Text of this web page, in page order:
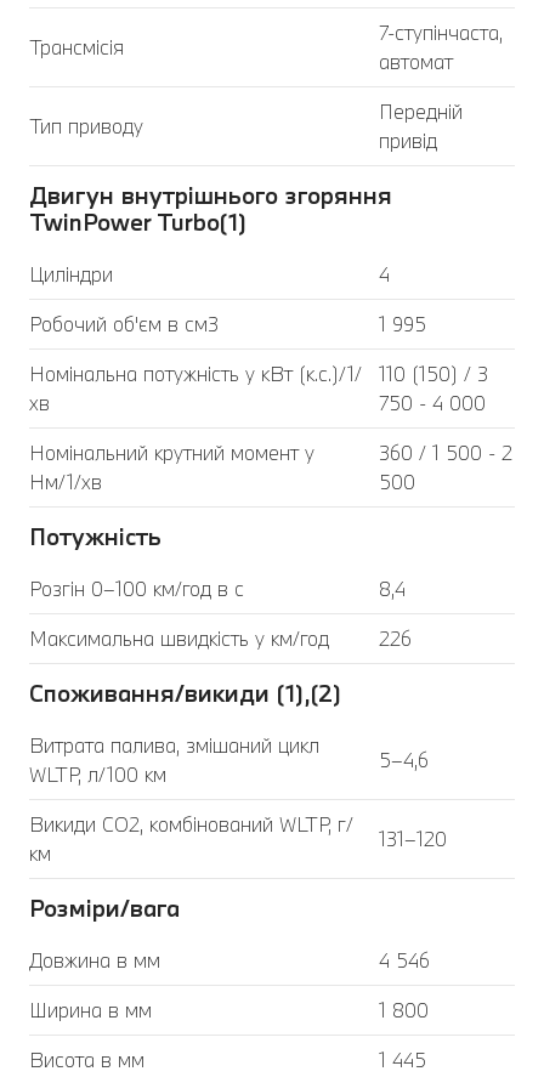
Трансмісія
7-ступінчаста,
автомат
Тип приводу
Передній
привід
Двигун внутрішнього згоряння
TwinPower Turbo(1)
Циліндри
4
Робочий об'єм в см3
1 995
Номінальна потужність у кВт (к.с.)/1/
хв
110 (150) / 3
750 - 4 000
Номінальний крутний момент у
Нм/1/хв
360 / 1 500 - 2
500
Потужність
Розгін 0–100 км/год в с
8,4
Максимальна швидкість у км/год
226
Споживання/викиди (1),(2)
Витрата палива, змішаний цикл
WLTP, л/100 км
5–4,6
Викиди CO2, комбінований WLTP, г/
км
131–120
Розміри/вага
Довжина в мм
4 546
Ширина в мм
1 800
Висота в мм
1 445